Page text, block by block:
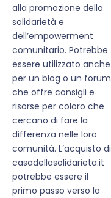
alla promozione della
solidarietà e
dell’empowerment
comunitario. Potrebbe
essere utilizzato anche
per un blog o un forum
che offre consigli e
risorse per coloro che
cercano di fare la
differenza nelle loro
comunità. L’acquisto di
casadellasolidarieta.it
potrebbe essere il
primo passo verso la